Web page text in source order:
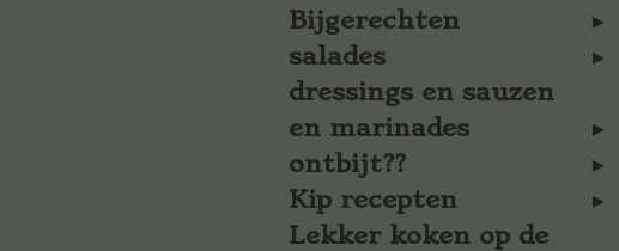
Bijgerechten
salades
dressings en sauzen
en marinades
ontbijt??
Kip recepten
Lekker koken op de